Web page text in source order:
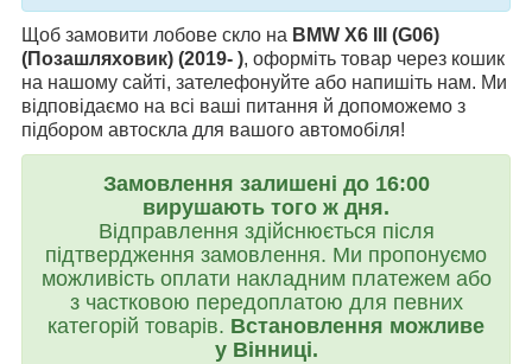
Щоб замовити лобове скло на BMW X6 III (G06)
(Позашляховик) (2019- ), оформіть товар через кошик
на нашому сайті, зателефонуйте або напишіть нам. Ми
відповідаємо на всі ваші питання й допоможемо з
підбором автоскла для вашого автомобіля!
Замовлення залишені до 16:00
вирушають того ж дня.
Відправлення здійснюється після
підтвердження замовлення. Ми пропонуємо
можливість оплати накладним платежем або
з частковою передоплатою для певних
категорій товарів. Встановлення можливе
у Вінниці.